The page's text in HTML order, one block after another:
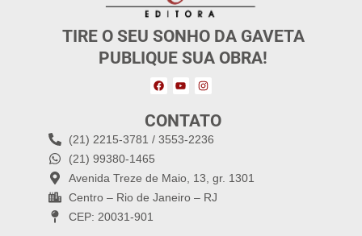
TIRE O SEU SONHO DA GAVETA
PUBLIQUE SUA OBRA!
CONTATO
(21) 2215-3781 / 3553-2236
(21) 99380-1465
Avenida Treze de Maio, 13, gr. 1301
Centro – Rio de Janeiro – RJ
CEP: 20031-901